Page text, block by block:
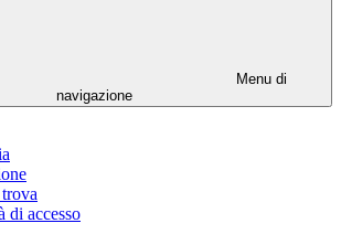
Menu di
navigazione
di accesso